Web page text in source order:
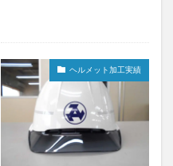
ヘルメット加工実績